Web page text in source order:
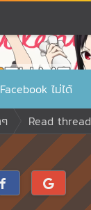
ไม่ได้
Read thread